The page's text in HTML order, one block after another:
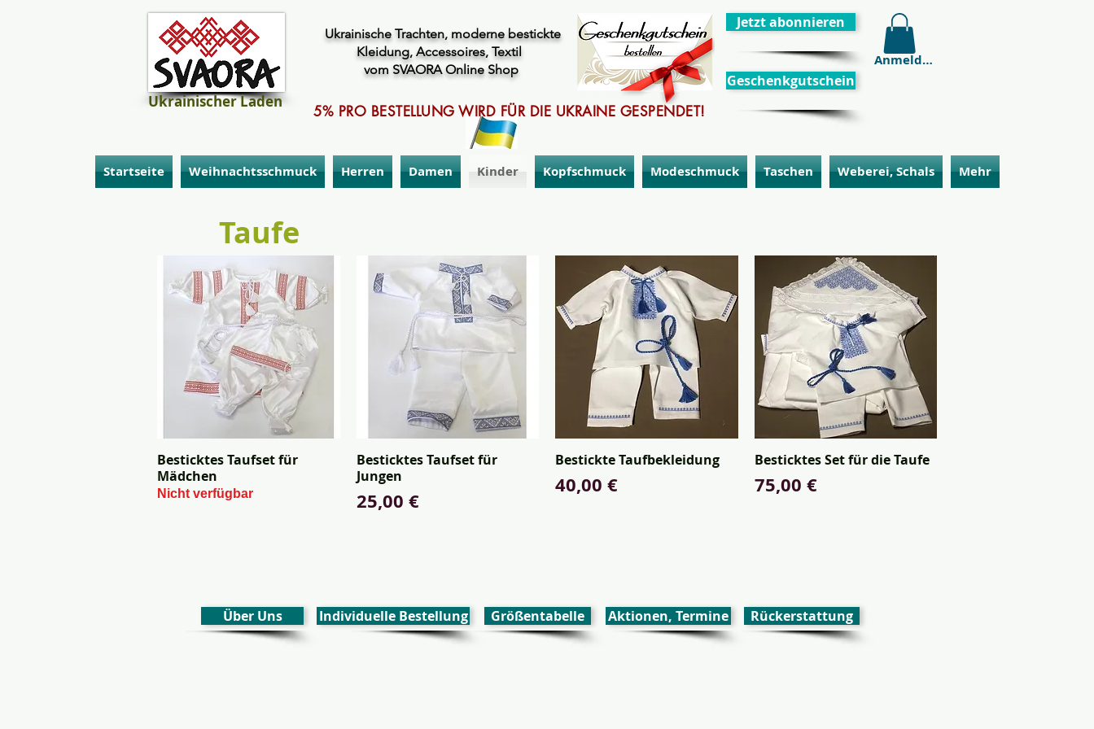
Ukrainische Trachten, moderne bestickte
Kleidung, Accessoires, Textil
vom SVAORA Online Shop
Jetzt abonnieren
Geschenkgutschein
5% PRO BESTELLUNG WIRD FÜR DIE UKRAINE GESPENDET!
Ukrainischer Laden
Anmelden
Startseite Weihnachtsschmuck Herren Damen Kinder Kopfschmuck Modeschmuck Taschen Weberei, Schals Mehr
Taufe
Schnellansicht
Besticktes Taufset für
Mädchen
Nicht verfügbar
Schnellansicht
Besticktes Taufset für
Jungen
Preis
25,00 €
Schnellansicht
Bestickte Taufbekleidung
Preis
40,00 €
Schnellansicht
Besticktes Set für die Taufe
Preis
75,00 €
Über Uns Individuelle Bestellung Größentabelle Aktionen, Termine Rückerstattung